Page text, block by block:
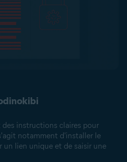
instructions claires pour
notamment d'installer le
un lien unique et de saisir une